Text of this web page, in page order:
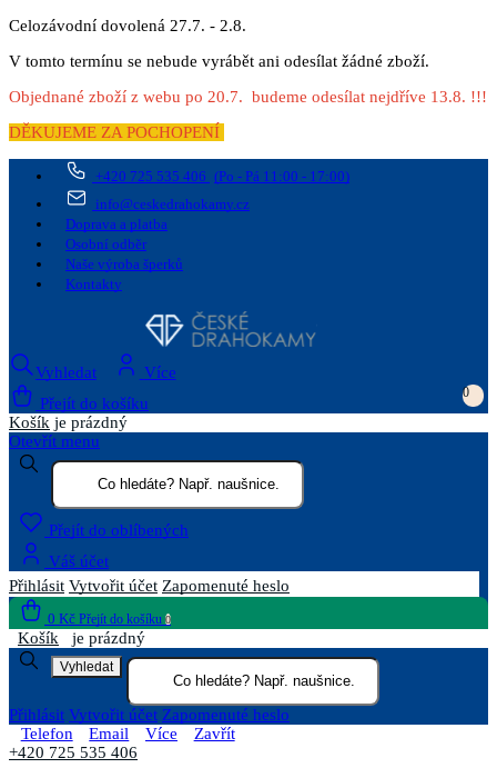
Celozávodní dovolená 27.7. - 2.8.
V tomto termínu se nebude vyrábět ani odesílat žádné zboží.
Objednané zboží z webu po 20.7. budeme odesílat nejdříve 13.8. !!!
DĚKUJEME ZA POCHOPENÍ
+420 725 535 406 (Po - Pá 11:00 - 17:00)
info@ceskedrahokamy.cz
Doprava a platba
Osobní odběr
Naše výroba šperků
Kontakty
Vyhledat
Více
Přejít do košíku
0
Košík je prázdný
Otevřít menu
Přejít do oblíbených
Váš účet
Přihlásit Vytvořit účet Zapomenuté heslo
0 Kč Přejít do košíku 0
Košík je prázdný
Vyhledat
Přihlásit Vytvořit účet Zapomenuté heslo
Telefon
Email Více
Zavřít
+420 725 535 406